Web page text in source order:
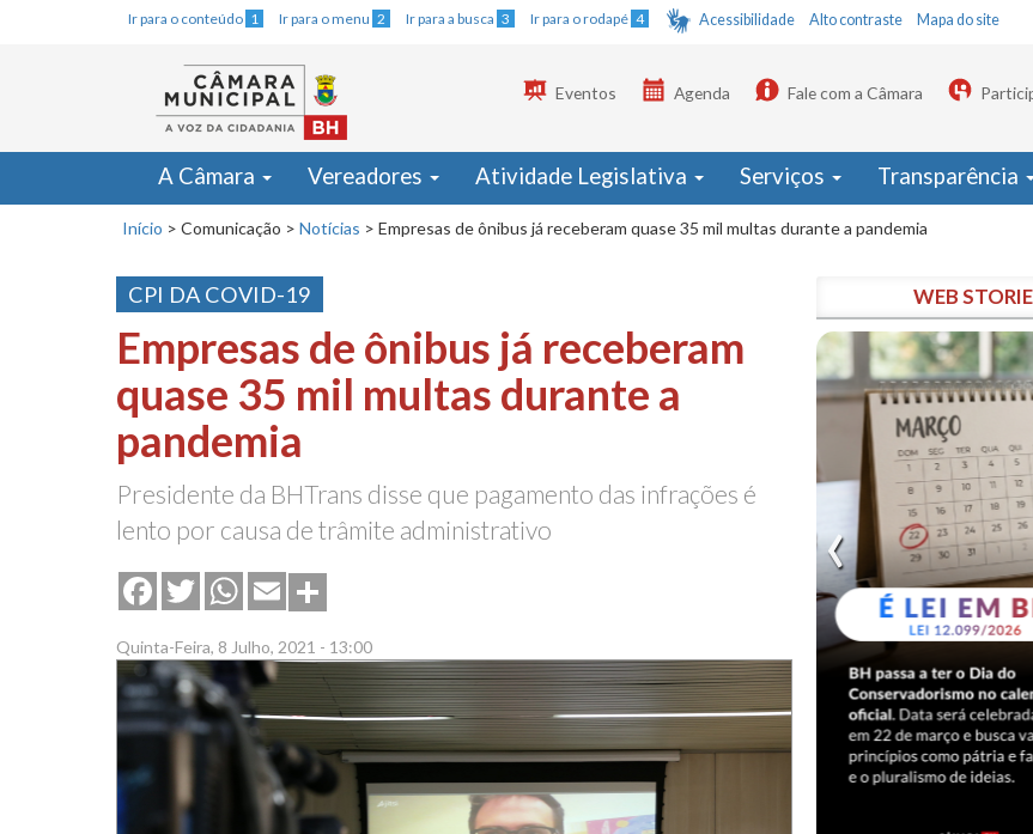
Ir para o conteúdo 1 Ir para o menu 2 Ir para a busca 3 Ir para o rodapé 4 Acessibilidade Alto contraste Mapa do site
Eventos Agenda Fale com a Câmara
A Câmara Vereadores Atividade Legislativa Serviços Transparência
Início > Comunicação > Notícias > Empresas de ônibus já receberam quase 35 mil multas durante a pandemia
CPI DA COVID-19
Empresas de ônibus já receberam
quase 35 mil multas durante a
pandemia
Presidente da BHTrans disse que pagamento das infrações é
lento por causa de trâmite administrativo
FacebookTwitterWhatsApp
Email
Quinta-Feira, 8 Julho, 2021 - 13:00
WEB